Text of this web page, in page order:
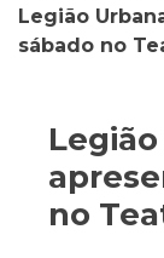
Legião
sábado no
no